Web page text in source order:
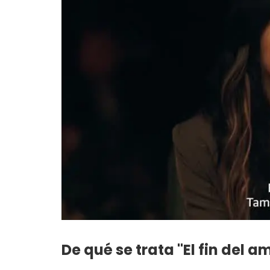
De qué se trata "El fin del